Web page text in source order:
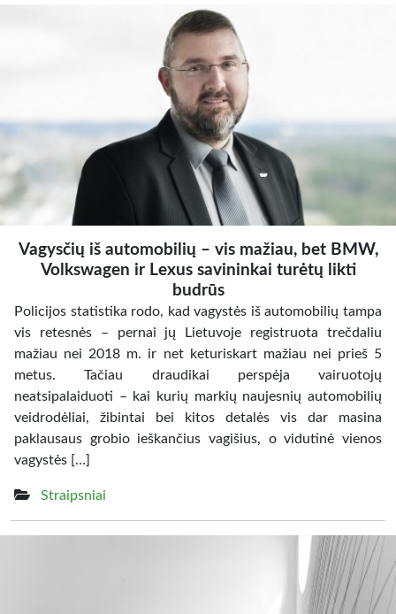
Vagysčių iš automobilių – vis mažiau, bet BMW,
Volkswagen ir Lexus savininkai turėtų likti
budrūs
Policijos statistika rodo, kad vagystės iš automobilių tampa
vis retesnės – pernai jų Lietuvoje registruota trečdaliu
mažiau nei 2018 m. ir net keturiskart mažiau nei prieš 5
metus. Tačiau draudikai perspėja vairuotojų
neatsipalaiduoti – kai kurių markių naujesnių automobilių
veidrodėliai, žibintai bei kitos detalės vis dar masina
paklausaus grobio ieškančius vagišius, o vidutinė vienos
vagystės […]
Straipsniai